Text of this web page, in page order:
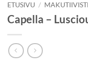
ETUSIVU /
Capella –